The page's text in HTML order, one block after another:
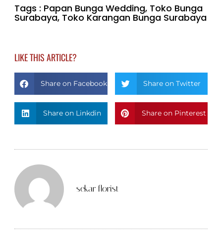
Tags : Papan Bunga Wedding, Toko Bunga
Surabaya, Toko Karangan Bunga Surabaya
LIKE THIS ARTICLE?
Share on Facebook Share on Twitter
Share on Linkdin Share on Pinterest
sekar florist